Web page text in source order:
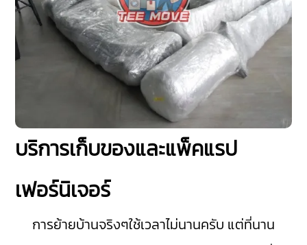
บริการเก็บของและแพ็คแรป
เฟอร์นิเจอร์
การย้ายบ้านจริงๆใช้เวลาไม่นานครับ แต่ที่นาน